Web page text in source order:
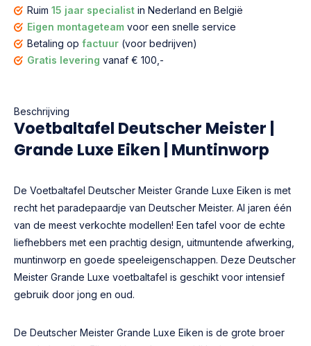
Ruim 15 jaar specialist in Nederland en België
Eigen montageteam voor een snelle service
Betaling op factuur (voor bedrijven)
Gratis levering vanaf € 100,-
Beschrijving
Voetbaltafel Deutscher Meister |
Grande Luxe Eiken | Muntinworp
De Voetbaltafel Deutscher Meister Grande Luxe Eiken is met
recht het paradepaardje van Deutscher Meister. Al jaren één
van de meest verkochte modellen! Een tafel voor de echte
liefhebbers met een prachtig design, uitmuntende afwerking,
muntinworp en goede speeleigenschappen. Deze Deutscher
Meister Grande Luxe voetbaltafel is geschikt voor intensief
gebruik door jong en oud.
De Deutscher Meister Grande Luxe Eiken is de grote broer